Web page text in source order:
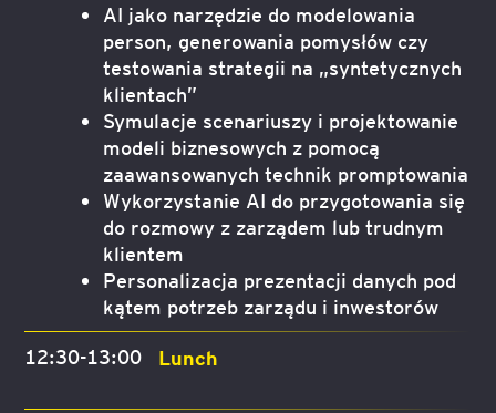
AI jako narzędzie do modelowania
person, generowania pomysłów czy
testowania strategii na „syntetycznych
klientach”
Symulacje scenariuszy i projektowanie
modeli biznesowych z pomocą
zaawansowanych technik promptowania
Wykorzystanie AI do przygotowania się
do rozmowy z zarządem lub trudnym
klientem
Personalizacja prezentacji danych pod
kątem potrzeb zarządu i inwestorów
12:30-13:00
Lunch